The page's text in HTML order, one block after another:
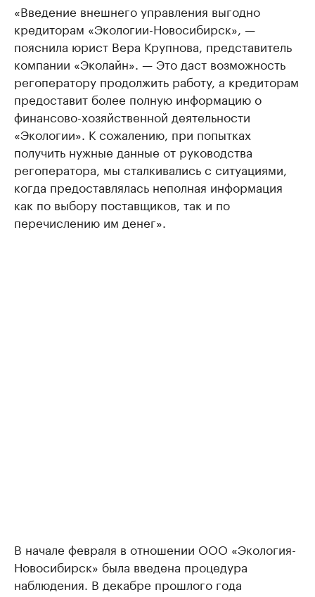
«Введение внешнего управления выгодно
кредиторам «Экологии-Новосибирск», —
пояснила юрист Вера Крупнова, представитель
компании «Эколайн». — Это даст возможность
регоператору продолжить работу, а кредиторам
предоставит более полную информацию о
финансово-хозяйственной деятельности
«Экологии». К сожалению, при попытках
получить нужные данные от руководства
регоператора, мы сталкивались с ситуациями,
когда предоставлялась неполная информация
как по выбору поставщиков, так и по
перечислению им денег».
В начале февраля в отношении ООО «Экология-
Новосибирск» была введена процедура
наблюдения. В декабре прошлого года